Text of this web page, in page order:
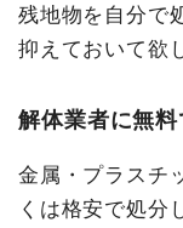
残地物を自分で
抑えておいて欲
解体業者に無
金属・プラスチ
くは格安で処分